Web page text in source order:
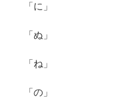
「に」
「ぬ」
「ね」
「の」